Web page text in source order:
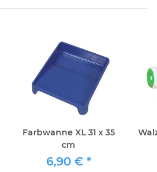
Farbwanne XL 31 x 35
cm
6,90 € *